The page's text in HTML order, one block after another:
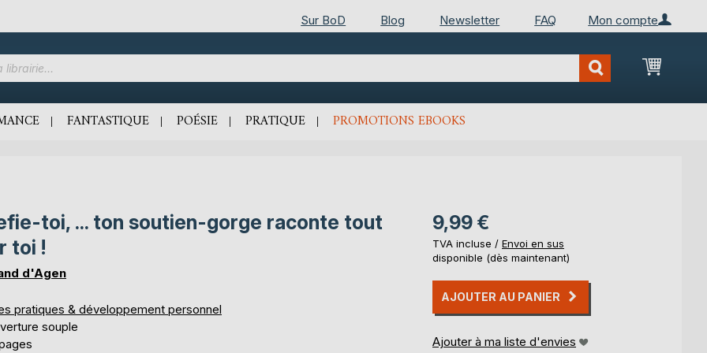
Mon compte
Sur BoD Blog Newsletter FAQ
Mon
FANTASTIQUE POÉSIE PRATIQUE PROMOTIONS EBOOKS
toi, ... ton soutien-gorge raconte tout
toi !
d'Agen
pratiques & développement personnel
souple
9,99 €
TVA incluse / Envoi en sus
disponible (dès maintenant)
AJOUTER AU PANIER
Ajouter à ma liste d'envies